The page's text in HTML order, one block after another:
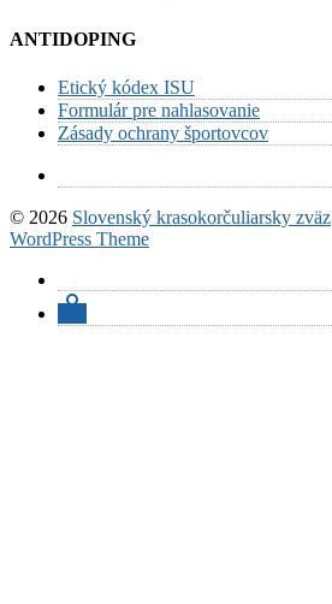
ANTIDOPING
Etický kódex ISU
Formulár pre nahlasovanie
Zásady ochrany športovcov
© 2026 Slovenský krasokorčuliarsky zväz
WordPress Theme